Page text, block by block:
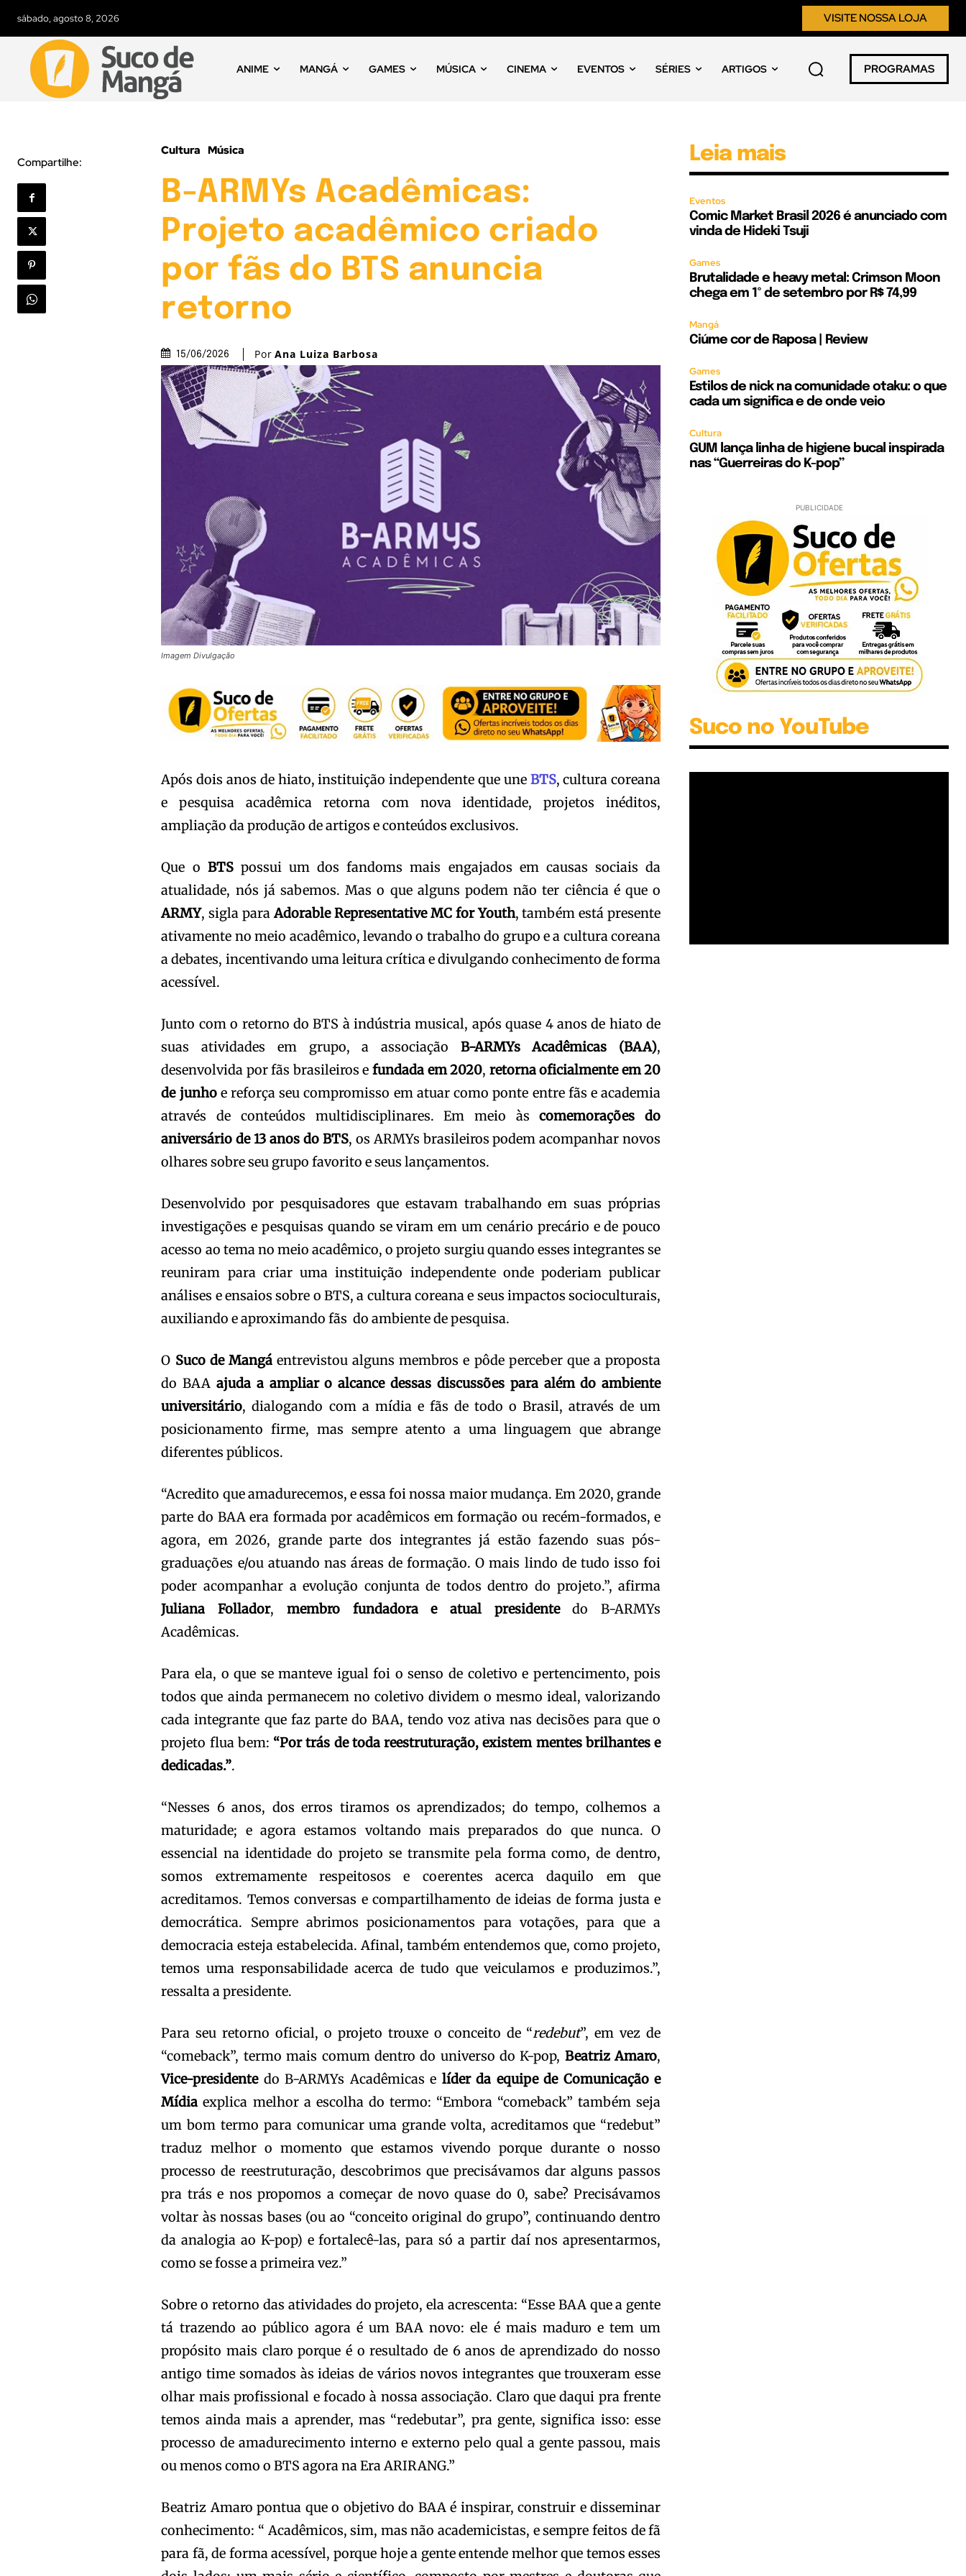
sábado, agosto 8, 2026 VISITE NOSSA LOJA
ANIME MANGÁ GAMES MÚSICA CINEMA EVENTOS SÉRIES ARTIGOS PROGRAMAS
Compartilhe:
Cultura Música
B-ARMYs Acadêmicas:
Projeto acadêmico criado
por fãs do BTS anuncia
retorno
15/06/2026 Por Ana Luiza Barbosa
Imagem Divulgação
Após dois anos de hiato, instituição independente que une BTS, cultura coreana
e pesquisa acadêmica retorna com nova identidade, projetos inéditos,
ampliação da produção de artigos e conteúdos exclusivos.
Que o BTS possui um dos fandoms mais engajados em causas sociais da
atualidade, nós já sabemos. Mas o que alguns podem não ter ciência é que o
ARMY, sigla paraAdorable Representative MC for Youth, também está presente
ativamente no meio acadêmico, levando o trabalho do grupo e a cultura coreana
a debates, incentivando uma leitura crítica e divulgando conhecimento de forma
acessível.
Junto com o retorno do BTS à indústria musical, após quase 4 anos de hiato de
suas atividades em grupo, a associação B-ARMYs Acadêmicas (BAA),
desenvolvida por fãs brasileiros efundada em 2020, retorna oficialmente em 20
de junhoe reforça seu compromisso em atuar como ponte entre fãs e academia
através de conteúdos multidisciplinares. Em meio àscomemorações do
aniversário de 13 anos do BTS, os ARMYs brasileiros podem acompanhar novos
olhares sobre seu grupo favorito e seus lançamentos.
Desenvolvido por pesquisadores que estavam trabalhando em suas próprias
investigações e pesquisas quando se viram em um cenário precário e de pouco
acesso ao tema no meio acadêmico, o projeto surgiu quando esses integrantes se
reuniram para criar uma instituição independente onde poderiam publicar
análises e ensaios sobre o BTS, a cultura coreana e seus impactos socioculturais,
auxiliando e aproximando fãs do ambiente de pesquisa.
O Suco de Mangáentrevistou alguns membros e pôde perceber que a proposta
do BAAajuda a ampliar o alcance dessas discussões para além do ambiente
universitário, dialogando com a mídia e fãs de todo o Brasil, através de um
posicionamento firme, mas sempre atento a uma linguagem que abrange
diferentes públicos.
“Acredito que amadurecemos, e essa foi nossa maior mudança. Em 2020, grande
parte do BAA era formada por acadêmicos em formação ou recém-formados, e
agora, em 2026, grande parte dos integrantes já estão fazendo suas pós-
graduações e/ou atuando nas áreas de formação. O mais lindo de tudo isso foi
poder acompanhar a evolução conjunta de todos dentro do projeto.”, afirma
Juliana Follador, membro fundadora e atual presidentedo B-ARMYs
Acadêmicas.
Para ela, o que se manteve igual foi o senso de coletivo e pertencimento, pois
todos que ainda permanecem no coletivo dividem o mesmo ideal, valorizando
cada integrante que faz parte do BAA, tendo voz ativa nas decisões para que o
projeto flua bem: “Por trás de toda reestruturação, existem mentes brilhantes e
dedicadas.”.
“Nesses 6 anos, dos erros tiramos os aprendizados; do tempo, colhemos a
maturidade; e agora estamos voltando mais preparados do que nunca. O
essencial na identidade do projeto se transmite pela forma como, de dentro,
somos extremamente respeitosos e coerentes acerca daquilo em que
acreditamos. Temos conversas e compartilhamento de ideias de forma justa e
democrática. Sempre abrimos posicionamentos para votações, para que a
democracia esteja estabelecida. Afinal, também entendemos que, como projeto,
temos uma responsabilidade acerca de tudo que veiculamos e produzimos.”,
ressalta a presidente.
Para seu retorno oficial, o projeto trouxe o conceito de “redebut”, em vez de
“comeback”, termo mais comum dentro do universo do K-pop, Beatriz Amaro,
Vice-presidentedo B-ARMYs Acadêmicas e líder da equipe de Comunicação e
Mídia explica melhor a escolha do termo: “Embora “comeback” também seja
um bom termo para comunicar uma grande volta, acreditamos que “redebut”
traduz melhor o momento que estamos vivendo porque durante o nosso
processo de reestruturação, descobrimos que precisávamos dar alguns passos
pra trás e nos propomos a começar de novo quase do 0, sabe? Precisávamos
voltar às nossas bases (ou ao “conceito original do grupo”, continuando dentro
da analogia ao K-pop) e fortalecê-las, para só a partir daí nos apresentarmos,
como se fosse a primeira vez.”
Sobre o retorno das atividades do projeto, ela acrescenta: “Esse BAA que a gente
tá trazendo ao público agora é um BAA novo: ele é mais maduro e tem um
propósito mais claro porque é o resultado de 6 anos de aprendizado do nosso
antigo time somados às ideias de vários novos integrantes que trouxeram esse
olhar mais profissional e focado à nossa associação. Claro que daqui pra frente
temos ainda mais a aprender, mas “redebutar”, pra gente, significa isso: esse
processo de amadurecimento interno e externo pelo qual a gente passou, mais
ou menos como o BTS agora na Era ARIRANG.”
Beatriz Amaro pontua que o objetivo do BAA é inspirar, construir e disseminar
conhecimento: “ Acadêmicos, sim, mas não academicistas, e sempre feitos de fã
para fã, de forma acessível, porque hoje a gente entende melhor que temos esses
Leia mais
Eventos
Comic Market Brasil 2026 é anunciado com
vinda de Hideki Tsuji
Games
Brutalidade e heavy metal: Crimson Moon
chega em 1º de setembro por R$ 74,99
Mangá
Ciúme cor de Raposa | Review
Games
Estilos de nick na comunidade otaku: o que
cada um significa e de onde veio
Cultura
GUM lança linha de higiene bucal inspirada
nas “Guerreiras do K-pop”
PUBLICIDADE
Suco no YouTube